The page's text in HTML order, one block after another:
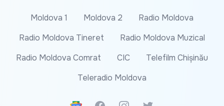
Moldova 1 Moldova 2
Radio Moldova
Radio Moldova Tineret
Radio Moldova Muzical
Radio Moldova Comrat
CIC
Telefilm Chișinău
Teleradio Moldova